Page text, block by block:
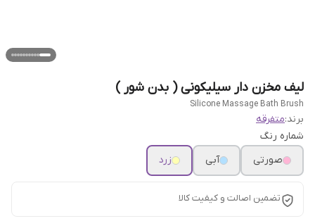
لیف مخزن دار سیلیکونی ( بدن شور )
Silicone Massage Bath Brush
برند:متفرقه
شماره رنگ
صورتی
آبی زرد
تضمین اصالت و کیفیت کالا